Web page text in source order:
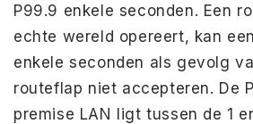
P99.9 enkele seconden. Een
echte wereld opereert, kan
enkele seconden als gevolg
routeflap niet accepteren. De
premise LAN ligt tussen de 1